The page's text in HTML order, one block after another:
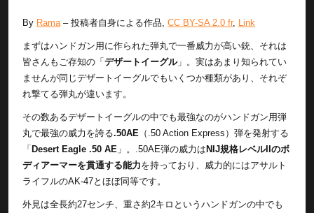
By Rama– 投稿者自身による作品, CC BY-SA 2.0 fr, Link
まずはハンドガン用に作られた弾丸で一番威力が高い銃、それは
皆さんもご存知の「 デザートイーグル」。実はあまり知られてい
ませんが同じデザートイーグルでもいくつか種類があり、それぞ
れ撃てる弾丸が違います。
その数あるデザートイーグルの中でも最強なのがハンドガン用弾
丸で最強の威力を誇る.50AE （.50 Action Express）弾を発射する
「 Desert Eagle .50 AE 」。.50AE弾の威力は NIJ規格レベルIIのボ
ディアーマーを貫通する能力を持っており、威力的にはアサルト
ライフルのAK-47とほぼ同等です。
外見は全長約27センチ、重さ約2キロというハンドガンの中でも